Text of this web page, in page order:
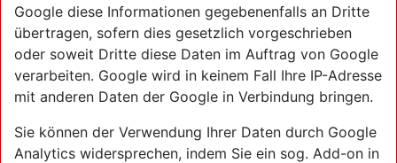
Google diese Informationen gegebenenfalls an Dritte
übertragen, sofern dies gesetzlich vorgeschrieben
oder soweit Dritte diese Daten im Auftrag von Google
verarbeiten. Google wird in keinem Fall Ihre IP-Adresse
mit anderen Daten der Google in Verbindung bringen.
Sie können der Verwendung Ihrer Daten durch Google
Analytics widersprechen, indem Sie ein sog. Add-on in